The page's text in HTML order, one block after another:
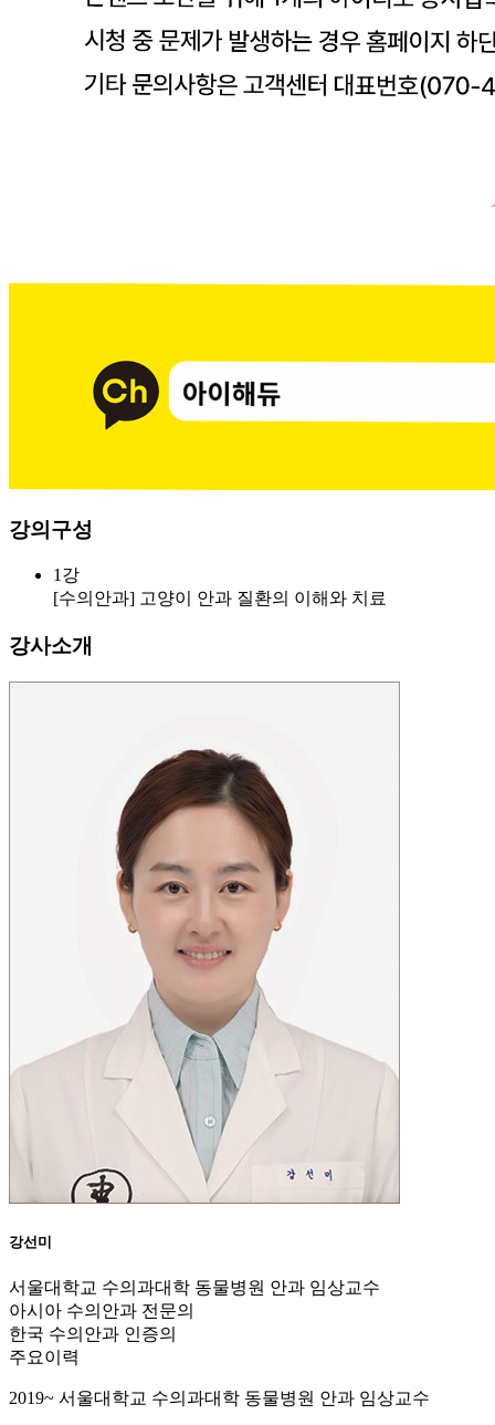
강의구성
1강
[수의안과] 고양이 안과 질환의 이해와 치료
강사소개
강선미
서울대학교 수의과대학 동물병원 안과 임상교수
아시아 수의안과 전문의
한국 수의안과 인증의
주요이력
2019~ 서울대학교 수의과대학 동물병원 안과 임상교수